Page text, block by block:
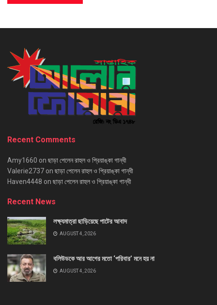
Recent Comments
Amy1660 on ছাড়া পেলেন রাহুল ও প্রিয়াঙ্কা গান্ধী
Valerie2737 on ছাড়া পেলেন রাহুল ও প্রিয়াঙ্কা গান্ধী
Haven4448 on ছাড়া পেলেন রাহুল ও প্রিয়াঙ্কা গান্ধী
Recent News
লক্ষ্যমাত্রা ছাড়িয়েছে পাটের আবাদ
AUGUST 4, 2026
বলিউডকে আর আগের মতো ‘পরিবার’ মনে হয় না
AUGUST 4, 2026